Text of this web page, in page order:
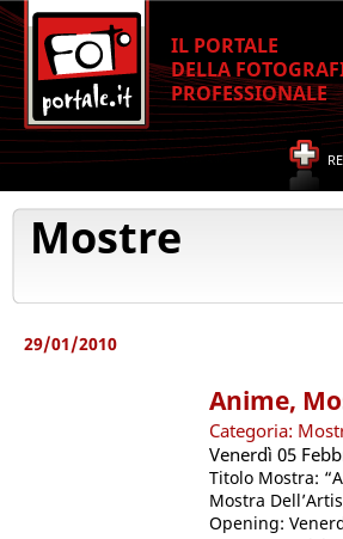
IL PORTALE
DELLA
PROFESSIONALE
Mostre
29/01/2010
Anime,
Categoria:
Venerdì 05
Titolo Mostra:
Mostra
Opening: